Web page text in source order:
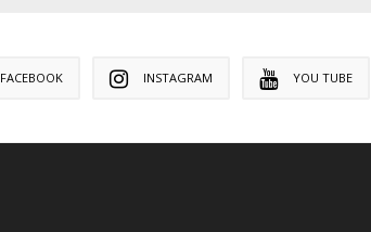
FACEBOOK INSTAGRAM YOU TUBE